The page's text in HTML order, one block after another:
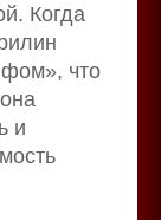
Когда
что
и